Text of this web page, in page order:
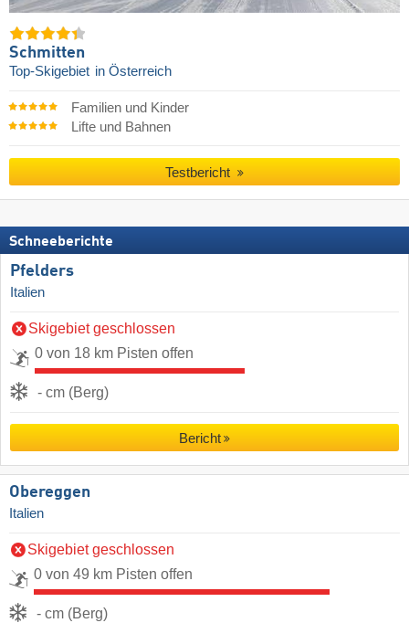
Schmitten
Top-Skigebiet in Österreich
Familien und Kinder
Lifte und Bahnen
Testbericht
Schneeberichte
Pfelders
Italien
Skigebiet geschlossen
0 von 18 km Pisten offen
- cm (Berg)
Bericht
Obereggen
Italien
Skigebiet geschlossen
0 von 49 km Pisten offen
- cm (Berg)